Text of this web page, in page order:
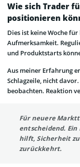
Wie sich Trader
positionieren
Dies ist keine Woche
Aufmerksamkeit.
und Produktstarts
Aus meiner Erfahrung
Schlagzeile, nicht
beobachten. Reaktion
Für neuere
entscheidend.
hilft, Sicherheit
zurückkehrt.